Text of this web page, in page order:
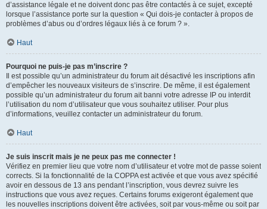
d’assistance légale et ne doivent donc pas être contactés à ce sujet, excepté
lorsque l’assistance porte sur la question « Qui dois-je contacter à propos de
problèmes d’abus ou d’ordres légaux liés à ce forum ? ».
Haut
Pourquoi ne puis-je pas m’inscrire ?
Il est possible qu’un administrateur du forum ait désactivé les inscriptions afin
d’empêcher les nouveaux visiteurs de s’inscrire. De même, il est également
possible qu’un administrateur du forum ait banni votre adresse IP ou interdit
l’utilisation du nom d’utilisateur que vous souhaitez utiliser. Pour plus
d’informations, veuillez contacter un administrateur du forum.
Haut
Je suis inscrit mais je ne peux pas me connecter !
Vérifiez en premier lieu que votre nom d’utilisateur et votre mot de passe soient
corrects. Si la fonctionnalité de la COPPA est activée et que vous avez spécifié
avoir en dessous de 13 ans pendant l’inscription, vous devrez suivre les
instructions que vous avez reçues. Certains forums exigeront également que
les nouvelles inscriptions doivent être activées, soit par vous-même ou soit par